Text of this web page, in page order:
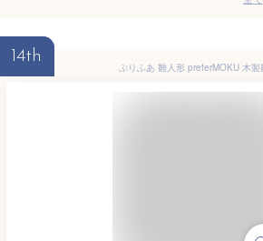
14th
ぷりふあ 雛人形 preferMOKU 木製